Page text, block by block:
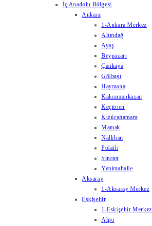
İç Anadolu Bölgesi
Ankara
1-Ankara Merkez
Altındağ
Ayaş
Beypazarı
Çankaya
Gölbaşı
Haymana
Kahramankazan
Keçiören
Kızılcahamam
Mamak
Nallıhan
Polatlı
Sincan
Yenimahalle
Aksaray
1-Aksaray Merkez
Eskişehir
1-Eskişehir Merkez
Alpu